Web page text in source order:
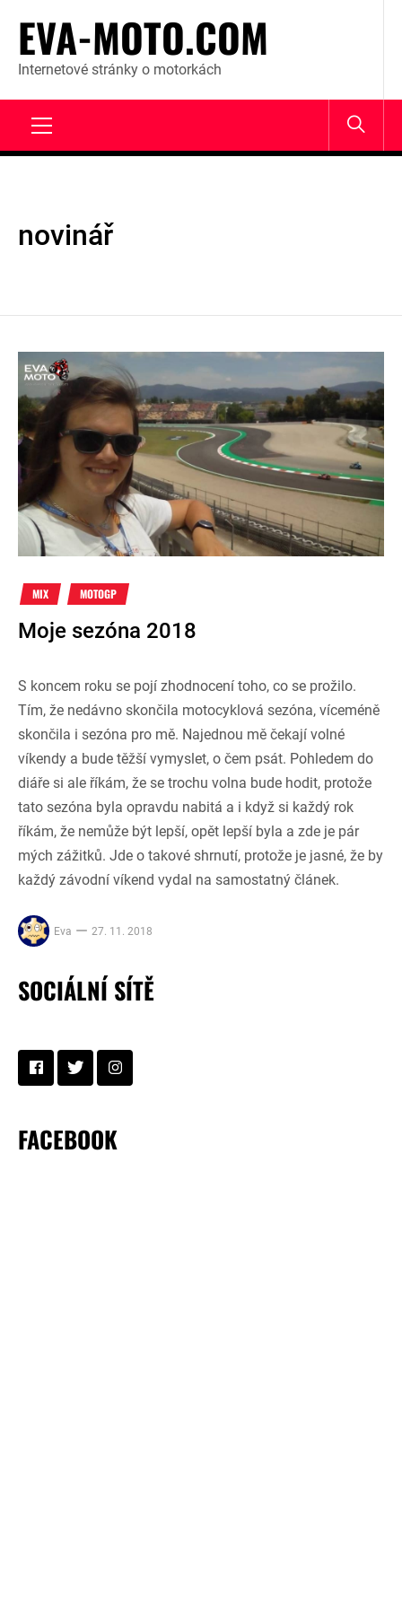
content
EVA-MOTO.COM
Internetové stránky o motorkách
novinář
MIX MOTOGP
Moje sezóna 2018
S koncem roku se pojí zhodnocení toho, co se prožilo.
Tím, že nedávno skončila motocyklová sezóna, víceméně
skončila i sezóna pro mě. Najednou mě čekají volné
víkendy a bude těžší vymyslet, o čem psát. Pohledem do
diáře si ale říkám, že se trochu volna bude hodit, protože
tato sezóna byla opravdu nabitá a i když si každý rok
říkám, že nemůže být lepší, opět lepší byla a zde je pár
mých zážitků. Jde o takové shrnutí, protože je jasné, že by
každý závodní víkend vydal na samostatný článek.
Eva 27. 11. 2018
SOCIÁLNÍ SÍTĚ
FACEBOOK